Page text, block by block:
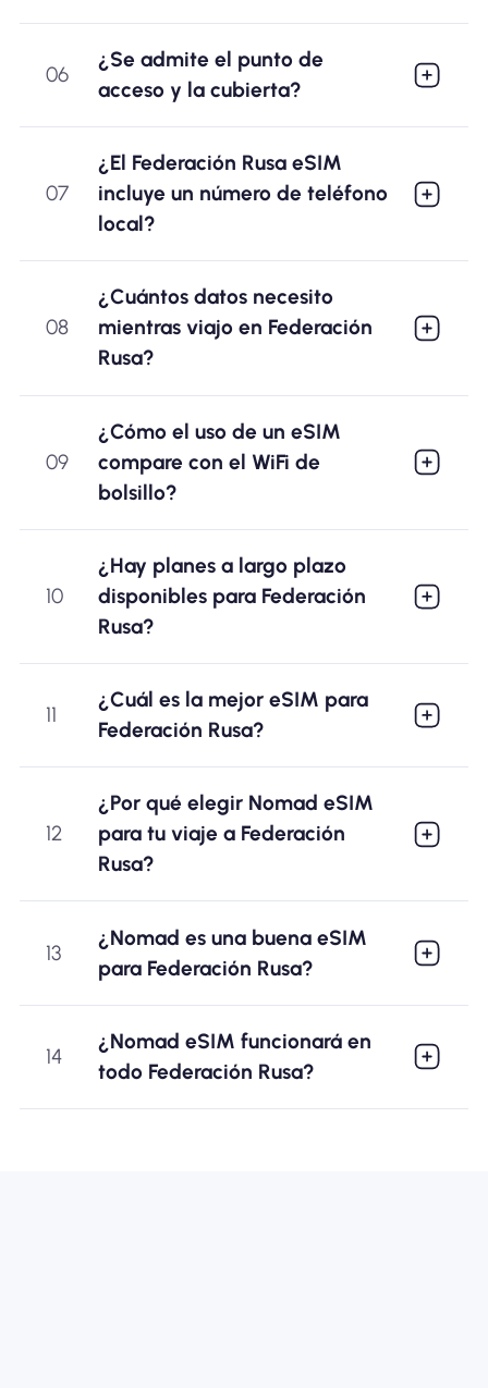
06
¿Se admite el punto de
acceso y la cubierta?
07
¿El Federación Rusa eSIM
incluye un número de teléfono
local?
08
¿Cuántos datos necesito
mientras viajo en Federación
Rusa?
09
¿Cómo el uso de un eSIM
compare con el WiFi de
bolsillo?
10
¿Hay planes a largo plazo
disponibles para Federación
Rusa?
11
¿Cuál es la mejor eSIM para
Federación Rusa?
12
¿Por qué elegir Nomad eSIM
para tu viaje a Federación
Rusa?
13
¿Nomad es una buena eSIM
para Federación Rusa?
14
¿Nomad eSIM funcionará en
todo Federación Rusa?